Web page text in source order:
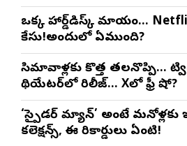
ఒక్క హార్డ్‌డిస్క్ మాయం…
కేసు!అందులో ఏముంది?
సినిమావాళ్లకు కొత్త తలనొప్పి…
థియేటర్‌లో రిలీజ్… Xలో ఫ్రీ షో?
‘స్పైడర్ మ్యాన్’ అంటే
కలెక్షన్స్, ఈ రికార్డులు ఏంటి!